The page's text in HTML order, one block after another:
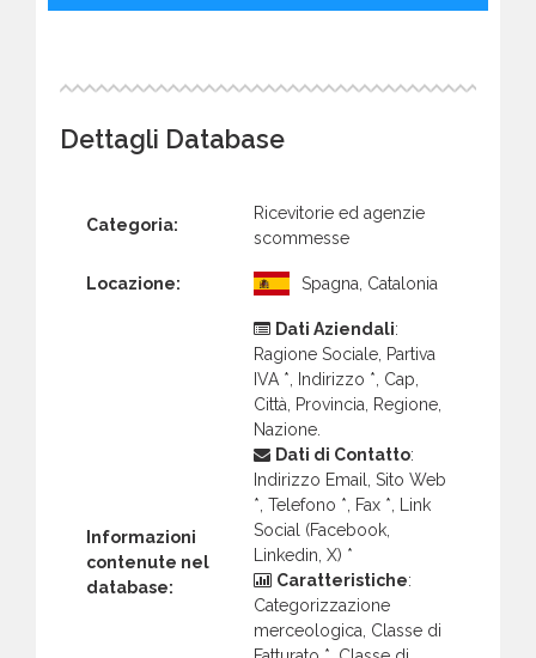
Dettagli Database
Categoria:
Ricevitorie ed agenzie
scommesse
Locazione: Spagna, Catalonia
Informazioni
contenute nel
database:
Dati Aziendali:
Ragione Sociale, Partiva
IVA *, Indirizzo *, Cap,
Città, Provincia, Regione,
Nazione.
Dati di Contatto:
Indirizzo Email, Sito Web
*, Telefono *, Fax *, Link
Social (Facebook,
Linkedin, X) *
Caratteristiche:
Categorizzazione
merceologica, Classe di